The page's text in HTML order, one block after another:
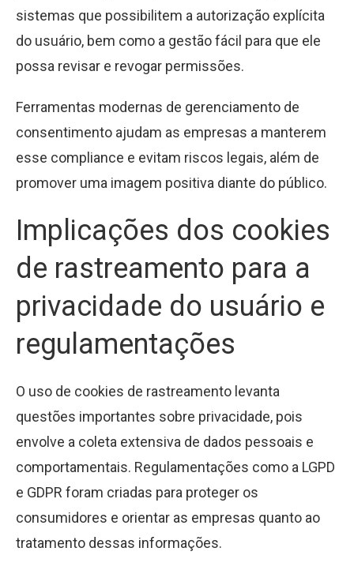
sistemas que possibilitem a autorização explícita
do usuário, bem como a gestão fácil para que ele
possa revisar e revogar permissões.
Ferramentas modernas de gerenciamento de
consentimento ajudam as empresas a manterem
esse compliance e evitam riscos legais, além de
promover uma imagem positiva diante do público.
Implicações dos cookies
de rastreamento para a
privacidade do usuário e
regulamentações
O uso de cookies de rastreamento levanta
questões importantes sobre privacidade, pois
envolve a coleta extensiva de dados pessoais e
comportamentais. Regulamentações como a LGPD
e GDPR foram criadas para proteger os
consumidores e orientar as empresas quanto ao
tratamento dessas informações.